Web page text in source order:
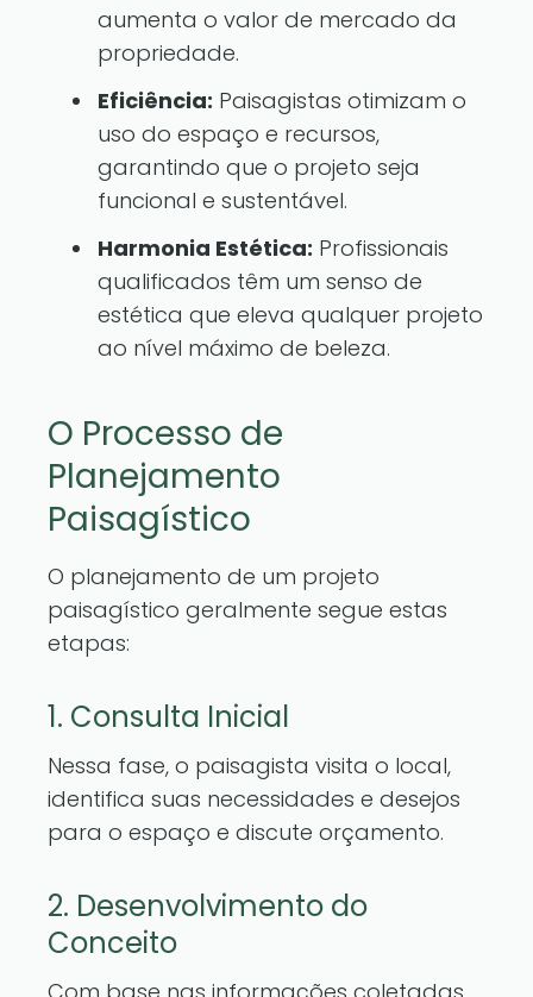
aumenta o valor de mercado da
propriedade.
Eficiência: Paisagistas otimizam o
uso do espaço e recursos,
garantindo que o projeto seja
funcional e sustentável.
Harmonia Estética: Profissionais
qualificados têm um senso de
estética que eleva qualquer projeto
ao nível máximo de beleza.
O Processo de
Planejamento
Paisagístico
O planejamento de um projeto
paisagístico geralmente segue estas
etapas:
1. Consulta Inicial
Nessa fase, o paisagista visita o local,
identifica suas necessidades e desejos
para o espaço e discute orçamento.
2. Desenvolvimento do
Conceito